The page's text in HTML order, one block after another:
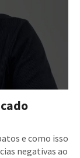
e como isso
negativas ao